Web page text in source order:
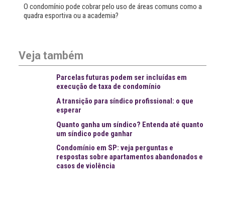
O condomínio pode cobrar pelo uso de áreas comuns como a
quadra esportiva ou a academia?
Veja também
Parcelas futuras podem ser incluídas em
execução de taxa de condomínio
A transição para síndico profissional: o que
esperar
Quanto ganha um síndico? Entenda até quanto
um síndico pode ganhar
Condomínio em SP: veja perguntas e
respostas sobre apartamentos abandonados e
casos de violência